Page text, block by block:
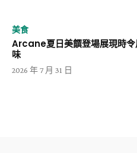
美食
Arcane夏日美饌登場展現時令
味
2026 年 7 月 31 日